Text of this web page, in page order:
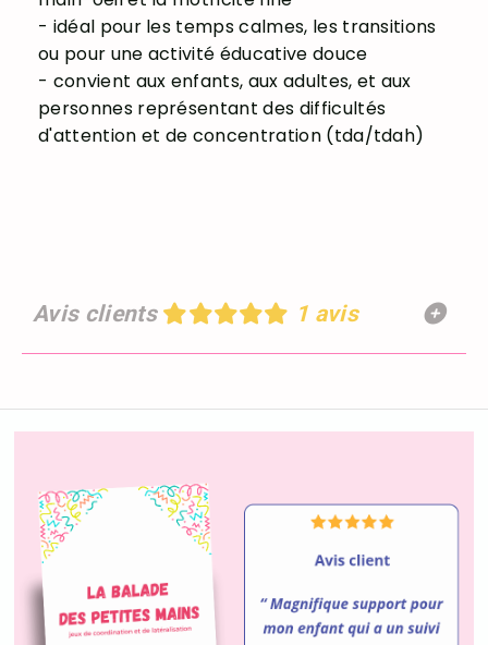
- idéal pour les temps calmes, les transitions
ou pour une activité éducative douce
- convient aux enfants, aux adultes, et aux
personnes représentant des difficultés
d'attention et de concentration (tda/tdah)
Avis clients 1 avis